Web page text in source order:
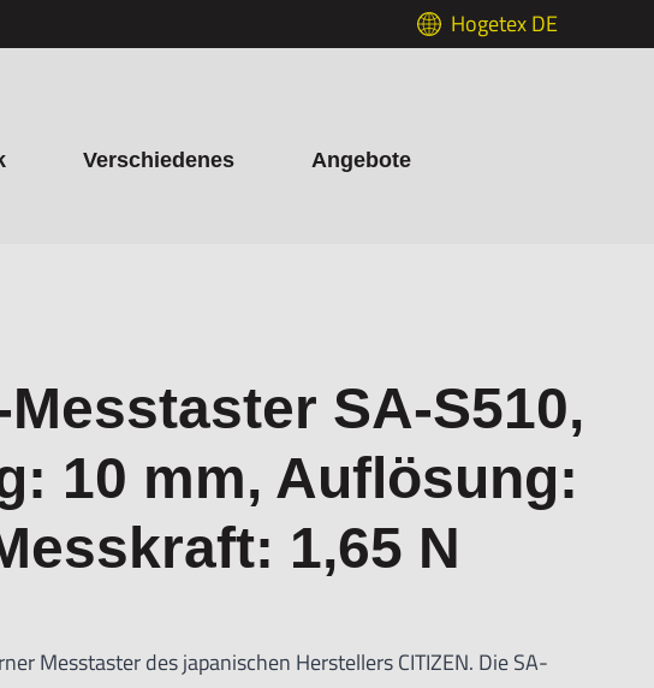
Hogetex DE
Verschiedenes Angebote
Messtaster SA-S510,
10 mm, Auflösung:
1,65 N
Messtaster des japanischen Herstellers CITIZEN. Die SA-